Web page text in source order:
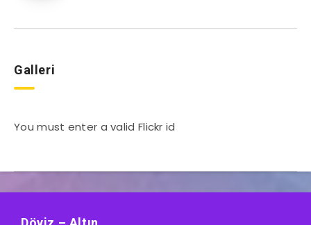
Galleri
You must enter a valid Flickr id